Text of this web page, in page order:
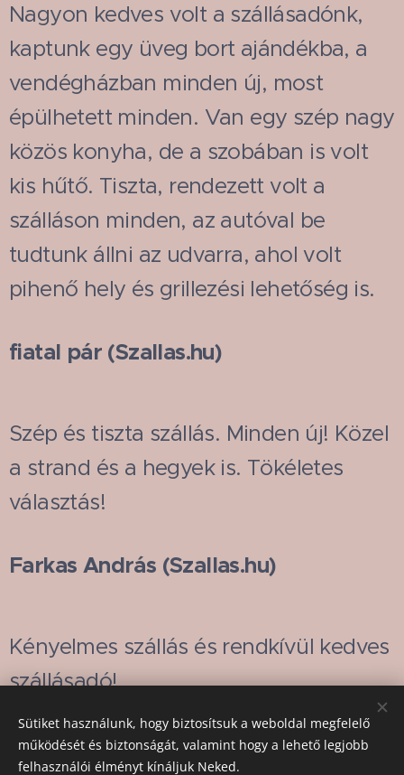
Nagyon kedves volt a szállásadónk,
kaptunk egy üveg bort ajándékba, a
vendégházban minden új, most
épülhetett minden. Van egy szép nagy
közös konyha, de a szobában is volt
kis hűtő. Tiszta, rendezett volt a
szálláson minden, az autóval be
tudtunk állni az udvarra, ahol volt
pihenő hely és grillezési lehetőség is.
fiatal pár (Szallas.hu)
Szép és tiszta szállás. Minden új! Közel
a strand és a hegyek is. Tökéletes
választás!
Farkas András (Szallas.hu)
Kényelmes szállás és rendkívül kedves
szállásadó!
Andrea (Booking)
Sütiket használunk, hogy biztosítsuk a weboldal megfelelő
működését és biztonságát, valamint hogy a lehető legjobb
felhasználói élményt kínáljuk Neked.